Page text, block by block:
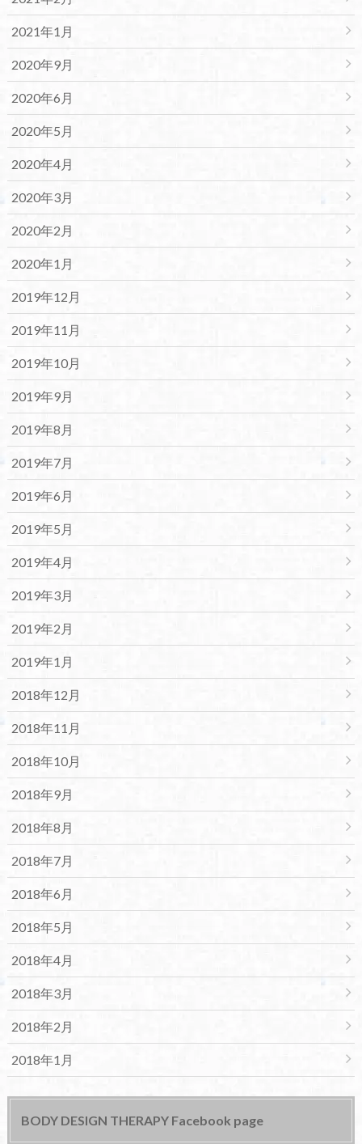
2021年1月
2020年9月
2020年6月
2020年5月
2020年4月
2020年3月
2020年2月
2020年1月
2019年12月
2019年11月
2019年10月
2019年9月
2019年8月
2019年7月
2019年6月
2019年5月
2019年4月
2019年3月
2019年2月
2019年1月
2018年12月
2018年11月
2018年10月
2018年9月
2018年8月
2018年7月
2018年6月
2018年5月
2018年4月
2018年3月
2018年2月
2018年1月
BODY DESIGN THERAPY Facebook page